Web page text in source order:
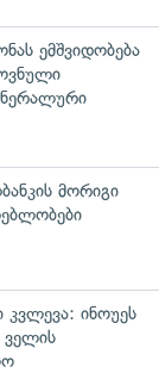
ემშვიდობება
მორიგი
ინოუეს
ველის